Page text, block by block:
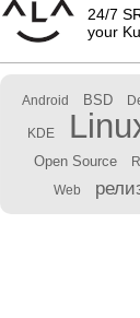
24/7
your
Android BSD
KDE
Open Source
Web